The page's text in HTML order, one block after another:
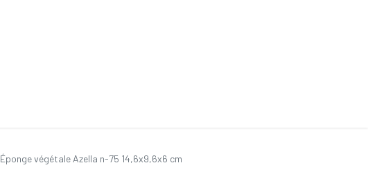
Éponge végétale Azella n-75 14,6x9,6x6 cm